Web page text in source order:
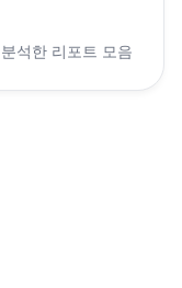
석한 리포트 모음